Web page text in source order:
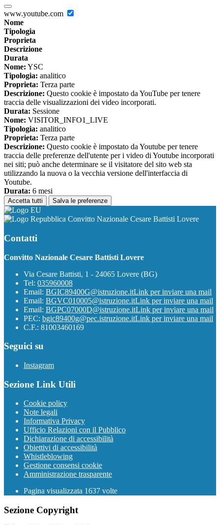
www.youtube.com
Nome
Tipologia
Proprieta
Descrizione
Durata
Nome: YSC
Tipologia: analitico
Proprieta: Terza parte
Descrizione: Questo cookie è impostato da YouTube per tenere
traccia delle visualizzazioni dei video incorporati.
Durata: Sessione
Nome: VISITOR_INFO1_LIVE
Tipologia: analitico
Proprieta: Terza parte
Descrizione: Questo cookie è impostato da Youtube per tenere
traccia delle preferenze dell'utente per i video di Youtube incorporati
nei siti; può anche determinare se il visitatore del sito web sta
utilizzando la nuova o la vecchia versione dell'interfaccia di
Youtube.
Durata: 6 mesi
Accetta tutti Salva le preferenze
Convitto Nazionale Cesare Battisti Lovere
Contatti
Convitto Nazionale Cesare Battisti Lovere
Via Cesare Battisti, 1 - 24065 Lovere (BG)
Tel: 035960008
Email: BGIC89400G@istruzione.itLink per inviare una mail
Email: BGVC010005@istruzione.itLink per inviare una mail
Email: BGPC07000D@istruzione.itLink per inviare una mail
PEC: bgic89400g@pec.istruzione.itLink per inviare una mail
C.F.: 81003460169
Seguici su
Instagram
Sezione Link Utili
Cookie policy
Note legali
Informativa Privacy
Ufficio Relazioni con il Pubblico
Dichiarazione di accessibilità
Obiettivi di accessibilità
Whistleblowing
Gestione consensi cookie
Amministrazione trasparente
Pagina visualizzata 1637 volte
Sezione Copyright